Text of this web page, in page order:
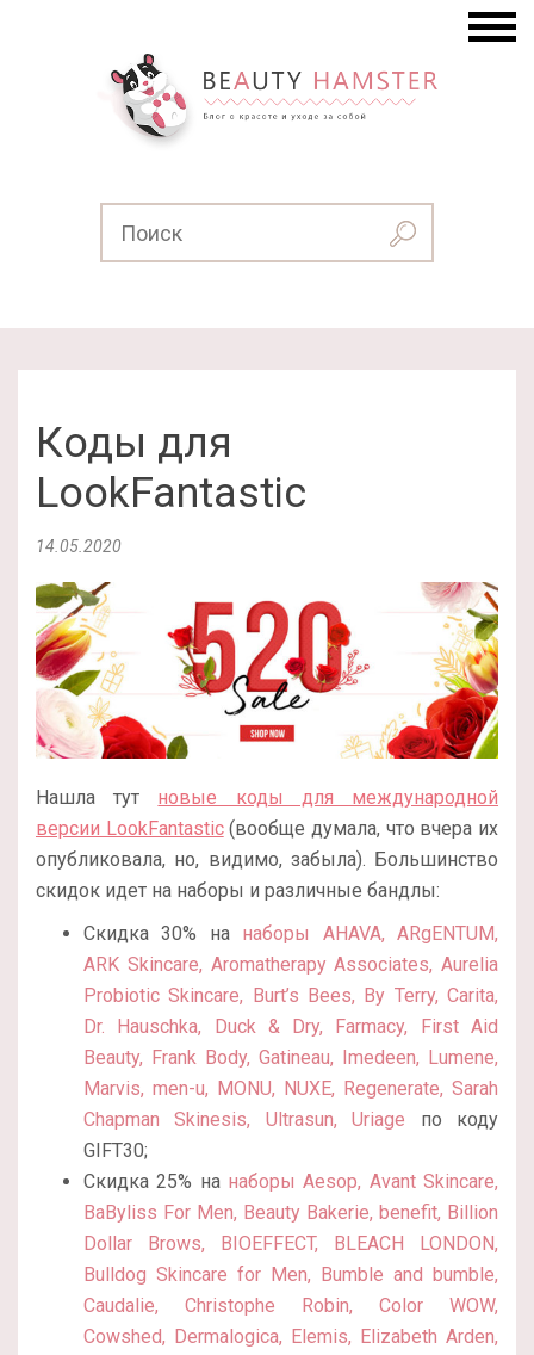
Коды для
LookFantastic
14.05.2020
Нашла тут новые коды для международной
версии LookFantastic(вообще думала, что вчера их
опубликовала, но, видимо, забыла). Большинство
скидок идет на наборы и различные бандлы:
Скидка 30% на наборы AHAVA, ARgENTUM,
ARK Skincare, Aromatherapy Associates, Aurelia
Probiotic Skincare, Burt’s Bees, By Terry, Carita,
Dr. Hauschka, Duck & Dry, Farmacy, First Aid
Beauty, Frank Body, Gatineau, Imedeen, Lumene,
Marvis, men-u, MONU, NUXE, Regenerate, Sarah
Chapman Skinesis, Ultrasun, Uriage по коду
GIFT30;
Скидка 25% на наборы Aesop, Avant Skincare,
BaByliss For Men, Beauty Bakerie, benefit, Billion
Dollar Brows, BIOEFFECT, BLEACH LONDON,
Bulldog Skincare for Men, Bumble and bumble,
Caudalie, Christophe Robin, Color WOW,
Cowshed, Dermalogica, Elemis, Elizabeth Arden,